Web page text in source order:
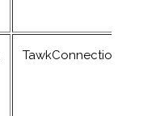
TawkConnectionTime